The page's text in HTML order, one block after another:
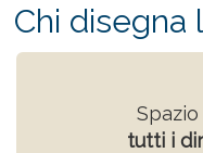
Chi disegna
tutti i